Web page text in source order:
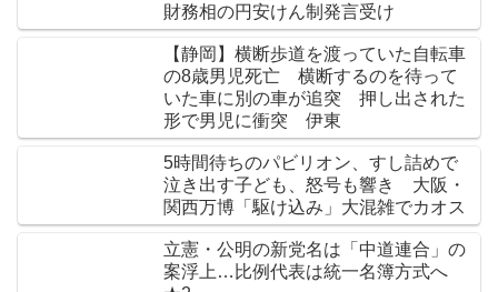
財務相の円安けん制発言受け
【静岡】横断歩道を渡っていた自転車
の8歳男児死亡 横断するのを待って
いた車に別の車が追突 押し出された
形で男児に衝突 伊東
5時間待ちのパビリオン、すし詰めで
泣き出す子ども、怒号も響き 大阪・
関西万博「駆け込み」大混雑でカオス
立憲・公明の新党名は「中道連合」の
案浮上…比例代表は統一名簿方式へ